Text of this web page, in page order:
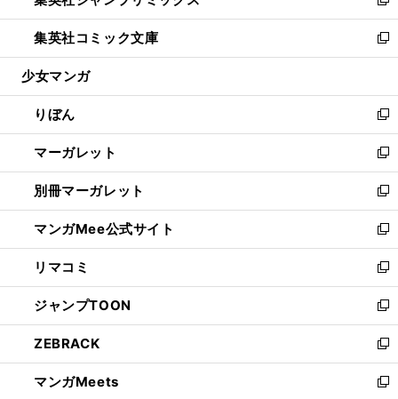
開
く
ウ
で
開
ン
ド
ウ
開
く
ウ
ィ
ン
ウ
で
開
く
新
し
い
ウ
ン
ド
ウ
で
開
く
集英社コミック文庫
新
し
ウ
ィ
ン
ド
ウ
で
開
く
少女マンガ
りぼん
新
し
い
ウ
ィ
ン
ド
ウ
で
開
く
マーガレット
新
し
い
ウ
ィ
ン
ド
ウ
で
開
く
別冊マーガレット
新
し
い
ウ
ィ
ン
ド
ウ
で
開
く
マンガMee公式サイト
新
し
い
ウ
ィ
ン
ド
ウ
で
リマコミ
新
し
い
ウ
ィ
ン
ド
ジャンプTOON
新
し
い
ウ
ィ
ZEBRACK
新
し
い
マンガMeets
新